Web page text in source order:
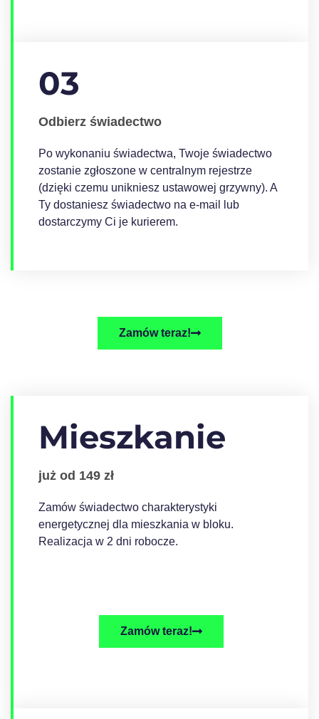
03
Odbierz świadectwo
Po wykonaniu świadectwa, Twoje świadectwo
zostanie zgłoszone w centralnym rejestrze
(dzięki czemu unikniesz ustawowej grzywny). A
Ty dostaniesz świadectwo na e-mail lub
dostarczymy Ci je kurierem.
Zamów teraz!
Mieszkanie
już od 149 zł
Zamów świadectwo charakterystyki
energetycznej dla mieszkania w bloku.
Realizacja w 2 dni robocze.
Zamów teraz!